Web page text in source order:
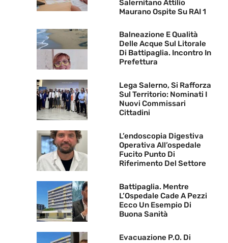
Salernitano Attilio
Maurano Ospite Su RAI 1
Balneazione E Qualità
Delle Acque Sul Litorale
Di Battipaglia. Incontro In
Prefettura
Lega Salerno, Si Rafforza
Sul Territorio: Nominati I
Nuovi Commissari
Cittadini
L’endoscopia Digestiva
Operativa All’ospedale
Fucito Punto Di
Riferimento Del Settore
Battipaglia. Mentre
L’Ospedale Cade A Pezzi
Ecco Un Esempio Di
Buona Sanità
Evacuazione P.O. Di